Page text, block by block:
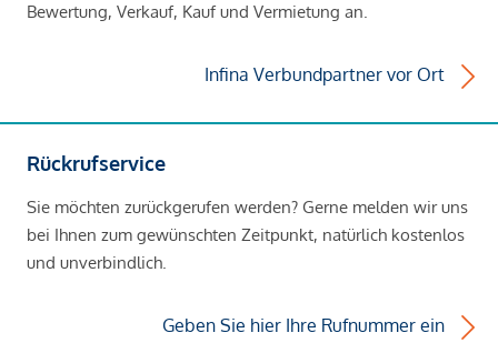
Bewertung, Verkauf, Kauf und Vermietung an.
Infina Verbundpartner vor Ort
Rückrufservice
Sie möchten zurückgerufen werden? Gerne melden wir uns
bei Ihnen zum gewünschten Zeitpunkt, natürlich kostenlos
und unverbindlich.
Geben Sie hier Ihre Rufnummer ein